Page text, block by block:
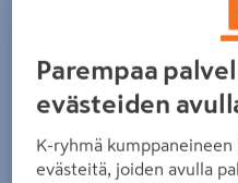
Parempaa
evästeiden
K-ryhmä kumppaneineen
evästeitä, joiden avulla